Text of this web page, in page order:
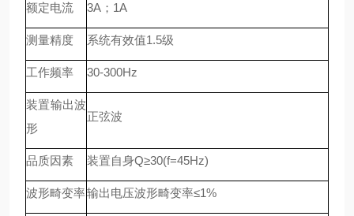
额定电流 3A；1A
测量精度 系统有效值1.5级
工作频率 30-300Hz
装置输出波
形
正弦波
品质因素 装置自身Q≥30(f=45Hz)
波形畸变率输出电压波形畸变率≤1%